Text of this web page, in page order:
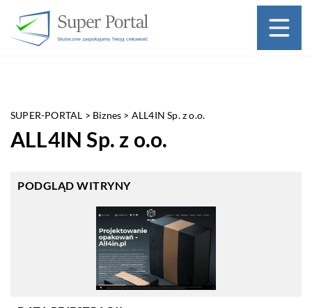
SUPER-PORTAL > Biznes > ALL4IN Sp. z o.o.
ALL4IN Sp. z o.o.
PODGLĄD WITRYNY